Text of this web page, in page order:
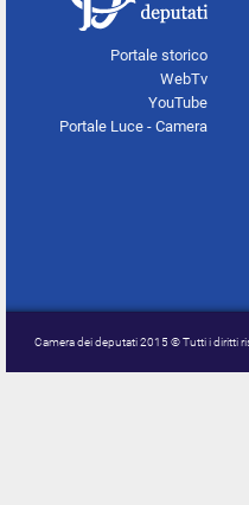
Portale storico
WebTv
YouTube
Portale Luce - Camera
Camera dei deputati 2015 © Tutti i diritti